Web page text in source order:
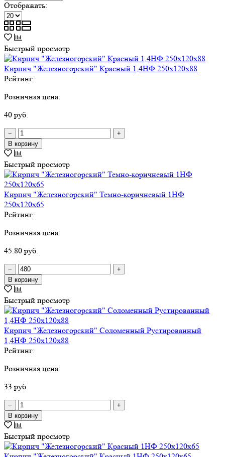
Отображать:
Быстрый просмотр
Кирпич "Железногорский" Красный 1,4НФ 250х120х88
Рейтинг:
Розничная цена:
40 руб.
−
+
В корзину
Быстрый просмотр
Кирпич "Железногорский" Темно-коричневый 1НФ
250х120х65
Рейтинг:
Розничная цена:
45.80 руб.
−
+
В корзину
Быстрый просмотр
Кирпич "Железногорский" Соломенный Рустированный
1,4НФ 250х120х88
Рейтинг:
Розничная цена:
33 руб.
−
+
В корзину
Быстрый просмотр